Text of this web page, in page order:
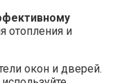
отопления и
окон и дверей.